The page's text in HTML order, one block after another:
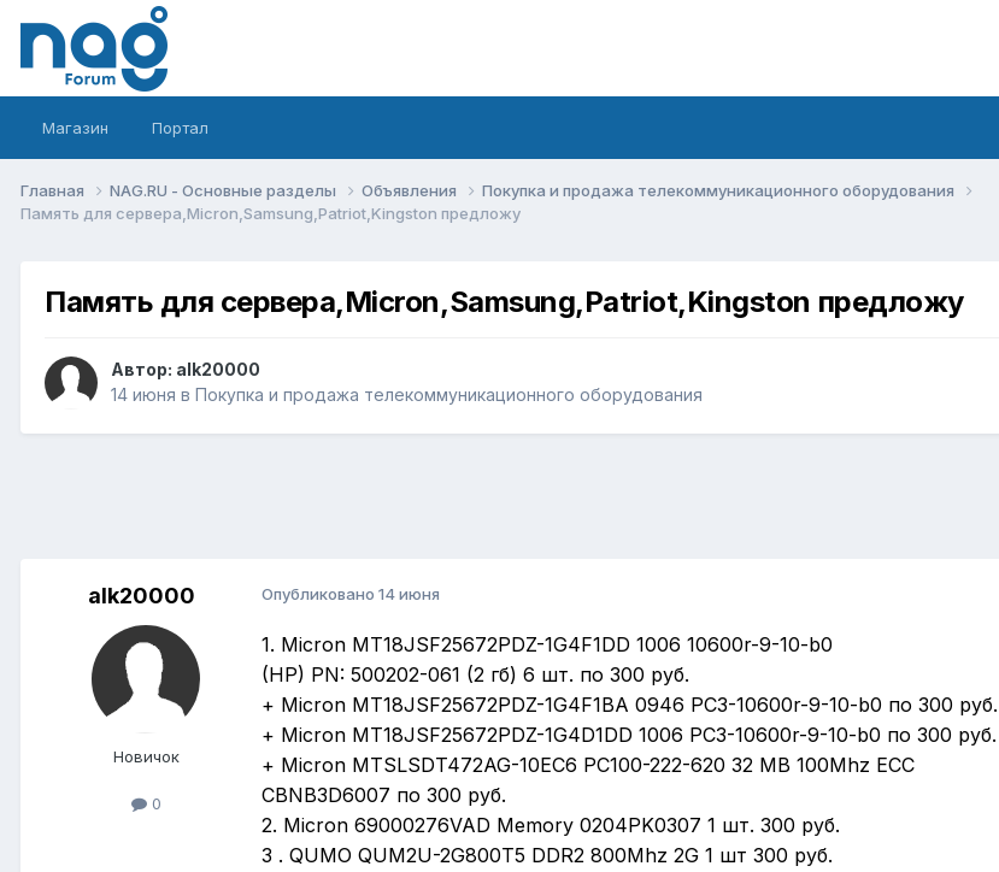
Магазин Портал
Главная NAG.RU - Основные разделы Объявления
Покупка и продажа телекоммуникационного оборудования
Память для сервера,Micron,Samsung,Patriot,Kingston предложу
Память для сервера,Micron,Samsung,Patriot,Kingston предложу
Автор: alk20000
14 июня в Покупка и продажа телекоммуникационного оборудования
alk20000
Новичок
0
Опубликовано 14 июня
1. Micron MT18JSF25672PDZ-1G4F1DD 1006 10600r-9-10-b0
(HP) PN: 500202-061 (2 гб) 6 шт. по 300 руб.
+ Micron MT18JSF25672PDZ-1G4F1BA 0946 PC3-10600r-9-10-b0 по 300 руб.
+ Micron MT18JSF25672PDZ-1G4D1DD 1006 PC3-10600r-9-10-b0 по 300 руб.
+ Micron MTSLSDT472AG-10EC6 PC100-222-620 32 MB 100Mhz ECC
CBNB3D6007 по 300 руб.
2. Micron 69000276VAD Memory 0204PK0307 1 шт. 300 руб.
3 . QUMO QUM2U-2G800T5 DDR2 800Mhz 2G 1 шт 300 руб.